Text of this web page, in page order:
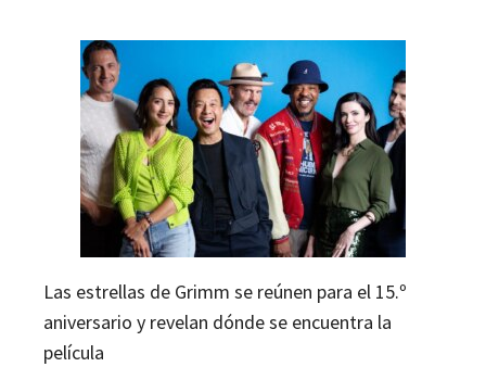
Las estrellas de Grimm se reúnen para el 15.º
aniversario y revelan dónde se encuentra la
película